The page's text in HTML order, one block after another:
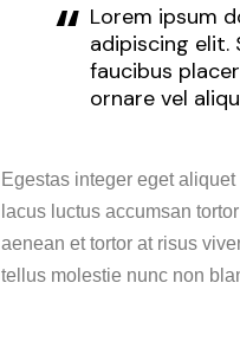
Lorem ipsum
adipiscing elit.
faucibus
ornare vel
Egestas integer eget
lacus luctus accumsan
aenean et tortor at risus
tellus molestie nunc non